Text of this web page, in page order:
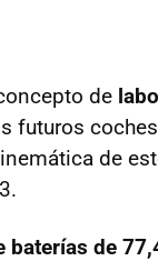
de
futuros
de
baterías de